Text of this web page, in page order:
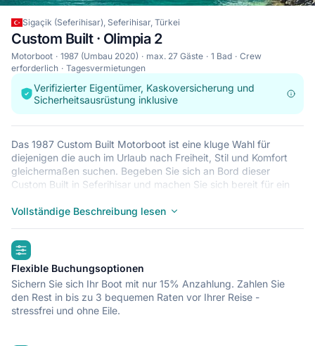
Sigaçik (Seferihisar), Seferihisar, Türkei
Custom Built · Olimpia 2
Motorboot 1987 (Umbau 2020) max. 27 Gäste 1 Bad
Crew
erforderlich
Tagesvermietungen
Verifizierter Eigentümer, Kaskoversicherung und
Sicherheitsausrüstung inklusive
Das 1987 Custom Built Motorboot ist eine kluge Wahl für
diejenigen die auch im Urlaub nach Freiheit, Stil und Komfort
gleichermaßen suchen. Begeben Sie sich an Bord dieser
Custom Built in Seferihisar und machen Sie sich bereit für ein
Familie. Die Custom Built fasst bis zu 27 Gäste und eignet sich
erkunden. Die Custom Built liegt in Sigaçik (Seferihisar),
Seferihisar, einer gemütlichen Basis um von dort Ihre
Entdeckungsfahrten in Seferihisar zu starten.
Vollständige Beschreibung lesen
highlights
Flexible Buchungsoptionen
Sichern Sie sich Ihr Boot mit nur 15% Anzahlung. Zahlen Sie
den Rest in bis zu 3 bequemen Raten vor Ihrer Reise -
stressfrei und ohne Eile.